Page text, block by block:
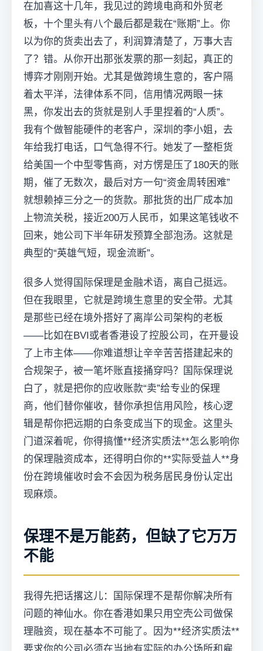
在加喜这十几年，我见过的跨境电商和外贸老
板，十个里头有八个最后都是栽在“账期”上。你
以为你的货卖出去了，利润算清楚了，万事大吉
了？错。从你开出那张发票的那一刻起，真正的
博弈才刚刚开始。尤其是做跨境生意的，客户隔
着太平洋，法律体系不同，信用情况两眼一抹
黑，你发出去的货就是别人手里捏着的“人质”。
我有个做智能硬件的老客户，深圳的李小姐，去
年给我打电话，口气急得不行。她发了一整柜货
给美国一个中型零售商，对方愣是压了180天的账
期，催了无数次，最后对方一句“资金周转困难”
就想赖掉三分之一的货款。那批货的出厂成本加
上物流关税，接近200万人民币，如果这笔钱收不
回来，她公司下半年研发预算全部泡汤。这就是
典型的“英雄气短，现金流断”。
很多人觉得国际保理是金融术语，离自己挺远。
但在我眼里，它就是跨境生意里的安全带。尤其
是那些已经在境外搭好了离岸公司架构的老板
——比如在BVI或者香港设了控股公司，在开曼设
了上市主体——你难道想让辛辛苦苦搭建起来的
合规架子，被一笔坏账直接捅穿吗？国际保理说
白了，就是把你的应收账款“卖”给专业的保理
商，他们替你催收，替你承担信用风险，核心逻
辑是帮你把远期的白条变成当下的现金。这里头
门道深着呢，你得搞懂**经济实质法**怎么影响你
的保理融资成本，还得明白你的**实际受益人**身
份在跨境催收时会不会因为税务居民身份认定出
现麻烦。
保理不是万能药，但缺了它万万
不能
我得先把话撂这儿：国际保理不是帮你解决所有
问题的神仙水。你在香港如果只用空壳公司做保
理融资，现在基本不可能了。因为**经济实质法**